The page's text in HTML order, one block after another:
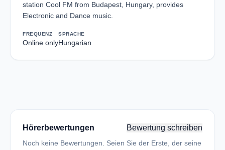
station Cool FM from Budapest, Hungary, provides
Electronic and Dance music.
FREQUENZ
Online only
SPRACHE
Hungarian
Hörerbewertungen Bewertung schreiben
Noch keine Bewertungen. Seien Sie der Erste, der seine